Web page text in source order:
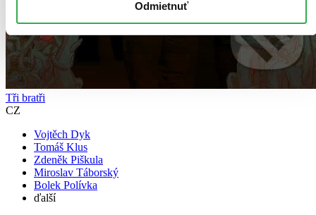
Odmietnuť
Tři bratři
CZ
Vojtěch Dyk
Tomáš Klus
Zdeněk Piškula
Miroslav Táborský
Bolek Polívka
ďalší